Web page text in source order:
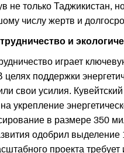
не только Таджикистан,
числу жертв и
и
играет
поддержки
свои усилия.
укрепление
в размере 350
одобрил
проекта